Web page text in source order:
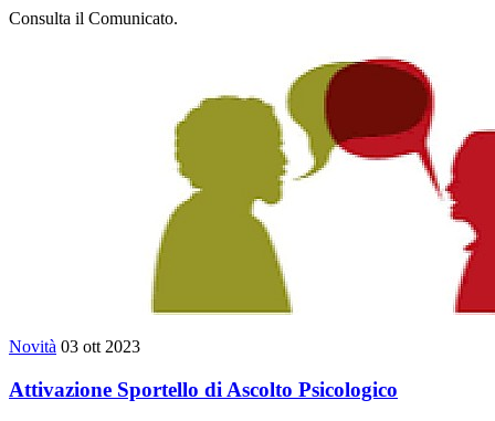
Consulta il Comunicato.
Novità 03 ott 2023
Attivazione Sportello di Ascolto Psicologico